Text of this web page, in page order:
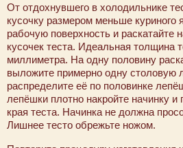
От отдохнувшего в холодильнике
кусочку размером меньше куриного
рабочую поверхность и раскатайте
кусочек теста. Идеальная толщина
миллиметра. На одну половину
выложите примерно одну столовую
распределите её по половинке
лепёшки плотно накройте начинку и
края теста. Начинка не должна
Лишнее тесто обрежьте ножом.